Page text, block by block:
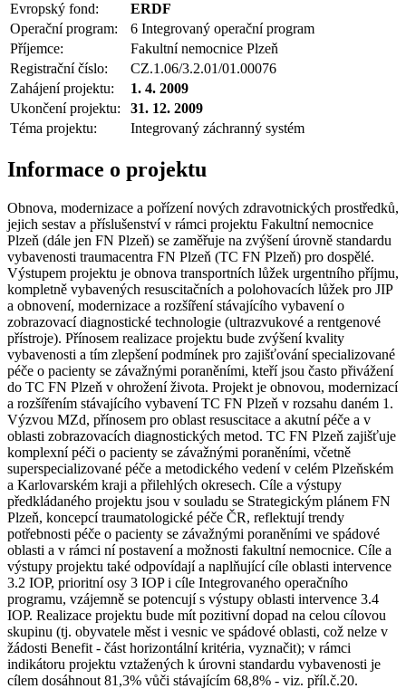
Evropský fond:
ERDF
Operační program:
6 Integrovaný operační program
Příjemce:
Fakultní nemocnice Plzeň
Registrační číslo:
CZ.1.06/3.2.01/01.00076
Zahájení projektu:
1. 4. 2009
Ukončení projektu:
31. 12. 2009
Téma projektu:
Integrovaný záchranný systém
Informace o projektu
Obnova, modernizace a pořízení nových zdravotnických prostředků,
jejich sestav a příslušenství v rámci projektu Fakultní nemocnice
Plzeň (dále jen FN Plzeň) se zaměřuje na zvýšení úrovně standardu
vybavenosti traumacentra FN Plzeň (TC FN Plzeň) pro dospělé.
Výstupem projektu je obnova transportních lůžek urgentního příjmu,
kompletně vybavených resuscitačních a polohovacích lůžek pro JIP
a obnovení, modernizace a rozšíření stávajícího vybavení o
zobrazovací diagnostické technologie (ultrazvukové a rentgenové
přístroje). Přínosem realizace projektu bude zvýšení kvality
vybavenosti a tím zlepšení podmínek pro zajišťování specializované
péče o pacienty se závažnými poraněními, kteří jsou často přivážení
do TC FN Plzeň v ohrožení života. Projekt je obnovou, modernizací
a rozšířením stávajícího vybavení TC FN Plzeň v rozsahu daném 1.
Výzvou MZd, přínosem pro oblast resuscitace a akutní péče a v
oblasti zobrazovacích diagnostických metod. TC FN Plzeň zajišťuje
komplexní péči o pacienty se závažnými poraněními, včetně
superspecializované péče a metodického vedení v celém Plzeňském
a Karlovarském kraji a přilehlých okresech. Cíle a výstupy
předkládaného projektu jsou v souladu se Strategickým plánem FN
Plzeň, koncepcí traumatologické péče ČR, reflektují trendy
potřebnosti péče o pacienty se závažnými poraněními ve spádové
oblasti a v rámci ní postavení a možnosti fakultní nemocnice. Cíle a
výstupy projektu také odpovídají a naplňující cíle oblasti intervence
3.2 IOP, prioritní osy 3 IOP i cíle Integrovaného operačního
programu, vzájemně se potencují s výstupy oblasti intervence 3.4
IOP. Realizace projektu bude mít pozitivní dopad na celou cílovou
skupinu (tj. obyvatele měst i vesnic ve spádové oblasti, což nelze v
žádosti Benefit - část horizontální kritéria, vyznačit); v rámci
indikátoru projektu vztažených k úrovni standardu vybavenosti je
cílem dosáhnout 81,3% vůči stávajícím 68,8% - viz. příl.č.20.